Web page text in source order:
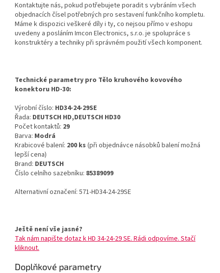
Kontaktujte nás, pokud potřebujete poradit s vybráním všech
objednacích čísel potřebných pro sestavení funkčního kompletu.
Máme k dispozici veškeré díly i ty, co nejsou přímo v eshopu
uvedeny a posláním Imcon Electronics, s.r.o. je spolupráce s
konstruktéry a techniky při správném použití všech komponent.
Technické parametry pro Tělo kruhového kovového
konektoru HD-30:
Výrobní číslo: HD34-24-29SE
Řada: DEUTSCH HD,DEUTSCH HD30
Počet kontaktů: 29
Barva: Modrá
Krabicové balení: 200 ks (při objednávce násobků balení možná
lepší cena)
Brand: DEUTSCH
Číslo celního sazebníku: 85389099
Alternativní označení: 571-HD34-24-29SE
Ještě není vše jasné?
Tak nám napište dotaz k HD 34-24-29 SE. Rádi odpovíme. Stačí
kliknout.
Doplňkové parametry